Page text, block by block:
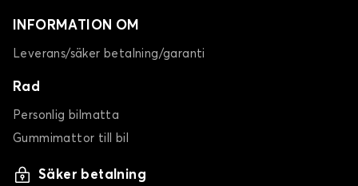
INFORMATION OM
Leverans/säker betalning/garanti
Rad
Personlig bilmatta
Gummimattor till bil
Säker betalning